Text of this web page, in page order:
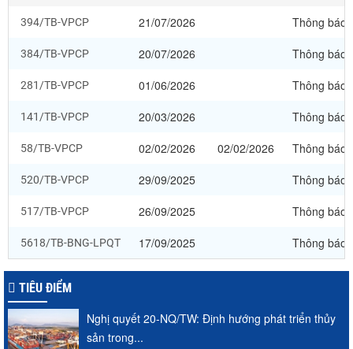
394/TB-VPCP 21/07/2026 Thông báo
384/TB-VPCP 20/07/2026 Thông báo
281/TB-VPCP 01/06/2026 Thông báo
141/TB-VPCP 20/03/2026 Thông báo
58/TB-VPCP 02/02/2026 02/02/2026 Thông báo
520/TB-VPCP 29/09/2025 Thông báo
517/TB-VPCP 26/09/2025 Thông báo
5618/TB-BNG-LPQT 17/09/2025 Thông báo
TIÊU ĐIỂM
Nghị quyết 20-NQ/TW: Định hướng phát triển thủy
sản trong...